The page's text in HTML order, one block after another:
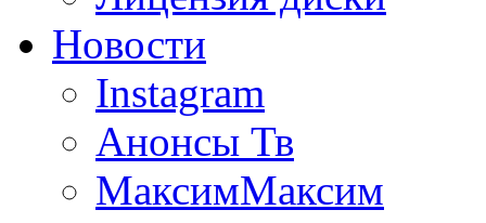
Новости
Instagram
Анонсы Тв
МаксимМаксим